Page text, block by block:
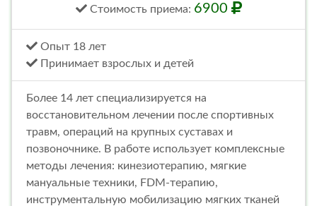
Стоимость приема: 6900
Опыт 18 лет
Принимает взрослых и детей
Более 14 лет специализируется на
восстановительном лечении после спортивных
травм, операций на крупных суставах и
позвоночнике. В работе использует комплексные
методы лечения: кинезиотерапию, мягкие
мануальные техники, FDM-терапию,
инструментальную мобилизацию мягких тканей